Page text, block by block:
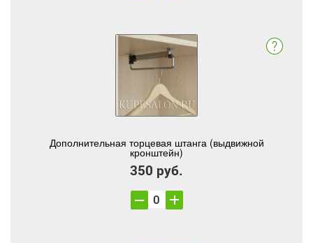
Дополнительная торцевая штанга (выдвижной
кронштейн)
350 руб.